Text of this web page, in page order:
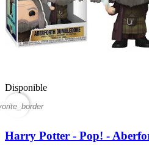
Disponible
Harry Potter - Pop! -